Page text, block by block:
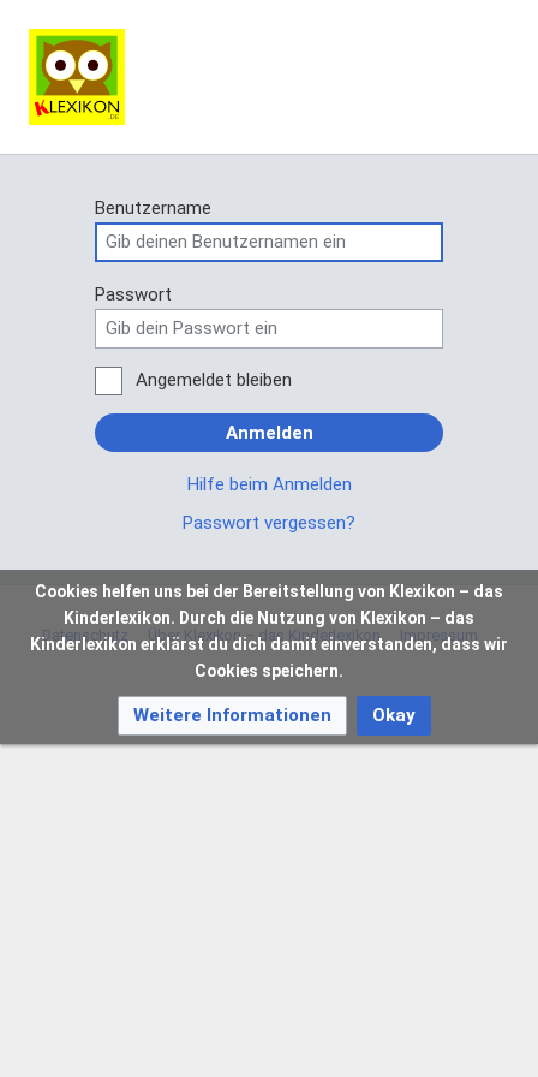
Benutzername
Passwort
Angemeldet bleiben
Anmelden
Hilfe beim Anmelden
Passwort vergessen?
Datenschutz Über Klexikon – das Kinderlexikon Impressum
Cookies helfen uns bei der Bereitstellung von Klexikon – das
Kinderlexikon. Durch die Nutzung von Klexikon – das
Kinderlexikon erklärst du dich damit einverstanden, dass wir
Cookies speichern.
Weitere Informationen Okay